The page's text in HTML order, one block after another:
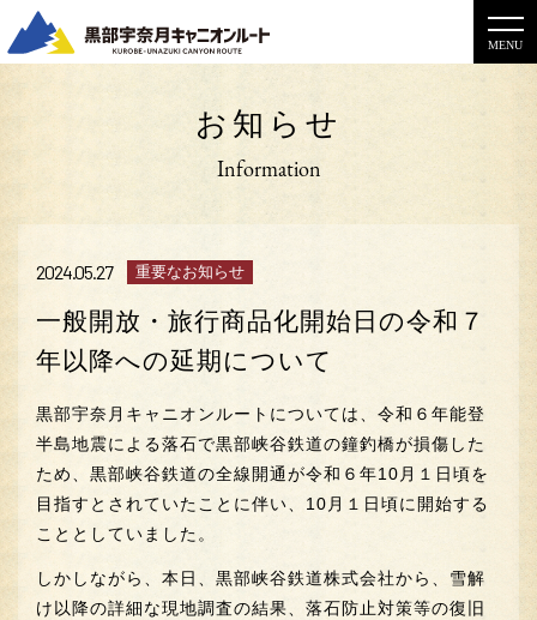
MENU
お知らせ
Information
2024.05.27 重要なお知らせ
一般開放・旅行商品化開始日の令和７
年以降への延期について
黒部宇奈月キャニオンルートについては、令和６年能登
半島地震による落石で黒部峡谷鉄道の鐘釣橋が損傷した
ため、黒部峡谷鉄道の全線開通が令和６年10月１日頃を
目指すとされていたことに伴い、10月１日頃に開始する
こととしていました。
しかしながら、本日、黒部峡谷鉄道株式会社から、雪解
け以降の詳細な現地調査の結果、落石防止対策等の復旧